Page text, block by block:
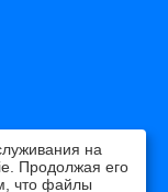
на
Продолжая его
что файлы